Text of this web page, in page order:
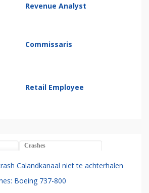
Revenue Analyst
Commissaris
Retail Employee
Crashes
Calandkanaal niet te achterhalen
Boeing 737-800